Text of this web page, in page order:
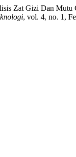
Zat Gizi Dan
, vol. 4, no. 1,